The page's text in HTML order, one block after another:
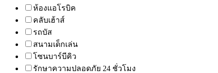
ห้องแอโรบิค
คลับเฮ้าส์
รถบัส
สนามเด็กเล่น
โซนบาร์บีคิว
รักษาความปลอดภัย 24 ชั่วโมง